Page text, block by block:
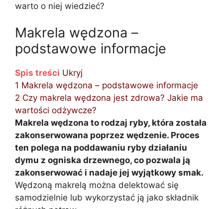
warto o niej wiedzieć?
Makrela wędzona –
podstawowe informacje
Spis treści Ukryj
1 Makrela wędzona – podstawowe informacje
2 Czy makrela wędzona jest zdrowa? Jakie ma
wartości odżywcze?
Makrela wędzona to rodzaj ryby, która została
zakonserwowana poprzez wędzenie. Proces
ten polega na poddawaniu ryby działaniu
dymu z ogniska drzewnego, co pozwala ją
zakonserwować i nadaje jej wyjątkowy smak.
Wędzoną makrelą można delektować się
samodzielnie lub wykorzystać ją jako składnik